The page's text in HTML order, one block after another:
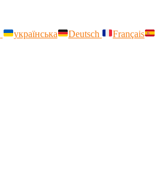
українська Deutsch
Français